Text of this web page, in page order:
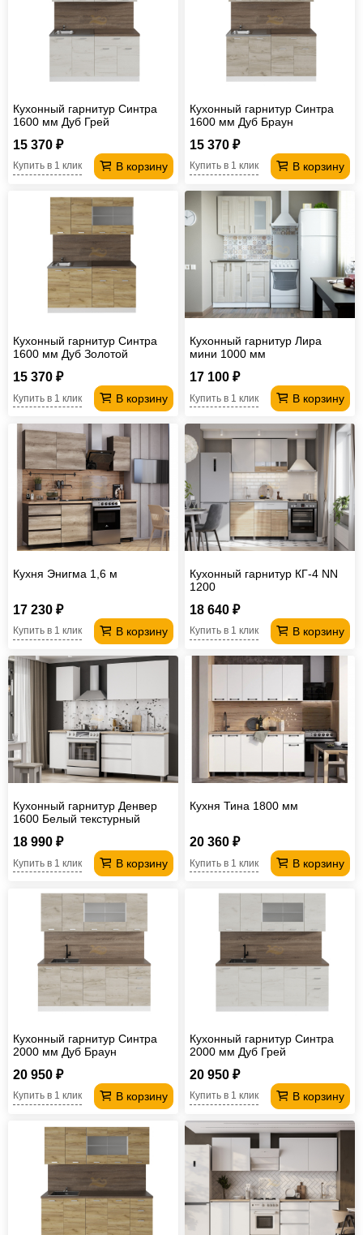
Косметологическое
Кухонный гарнитур Синтра
1600 мм Дуб Грей
15 370 ₽
В корзину
Купить в 1 клик
Кухонный гарнитур Синтра
1600 мм Дуб Браун
15 370 ₽
В корзину
Купить в 1 клик
Кухонный гарнитур Синтра
1600 мм Дуб Золотой
15 370 ₽
В корзину
Купить в 1 клик
Кухонный гарнитур Лира
мини 1000 мм
17 100 ₽
В корзину
Купить в 1 клик
Кухня Энигма 1,6 м
17 230 ₽
В корзину
Купить в 1 клик
Кухонный гарнитур КГ-4 NN
1200
18 640 ₽
В корзину
Купить в 1 клик
Кухонный гарнитур Денвер
1600 Белый текстурный
18 990 ₽
В корзину
Купить в 1 клик
Кухня Тина 1800 мм
20 360 ₽
В корзину
Купить в 1 клик
Кухонный гарнитур Синтра
2000 мм Дуб Браун
20 950 ₽
В корзину
Купить в 1 клик
Кухонный гарнитур Синтра
2000 мм Дуб Грей
20 950 ₽
В корзину
Купить в 1 клик